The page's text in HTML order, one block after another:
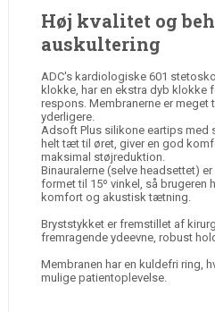
Høj kvalitet og
auskultering
ADC's kardiologiske 601
klokke, har en ekstra dyb klokke
respons. Membranerne er
yderligere.
​Adsoft Plus silikone eartips med
helt tæt til øret, giver en god
maksimal støjreduktion.
Binauralerne (selve headsettet)
formet til 15º vinkel, så brugeren
komfort og akustisk tætning.
Bryststykket er fremstillet af
fremragende ydeevne, robust
Membranen har en kuldefri ring,
mulige patientoplevelse.